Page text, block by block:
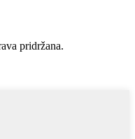
pridržana.